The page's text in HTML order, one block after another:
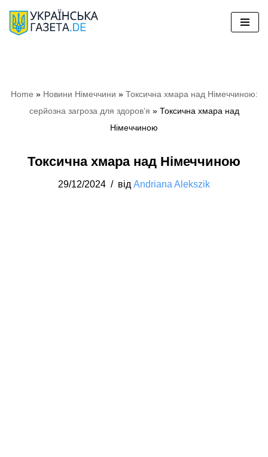
Перейти
Home » Новини Німеччини » Токсична хмара над Німеччиною:
серйозна загроза для здоров’я » Токсична хмара над
Німеччиною
Токсична хмара над Німеччиною
29/12/2024 від Andriana Alekszik